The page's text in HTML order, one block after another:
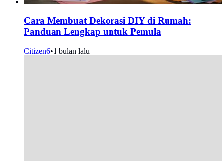
Cara Membuat Dekorasi DIY di Rumah:
Panduan Lengkap untuk Pemula
Citizen6•1 bulan lalu